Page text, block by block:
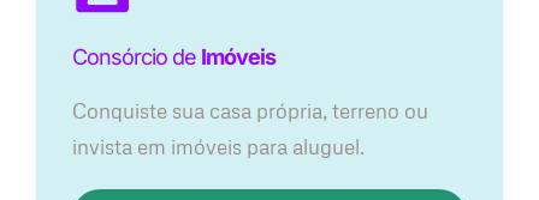
Consórcio de Imóveis
Conquiste sua casa própria, terreno ou
invista em imóveis para aluguel.